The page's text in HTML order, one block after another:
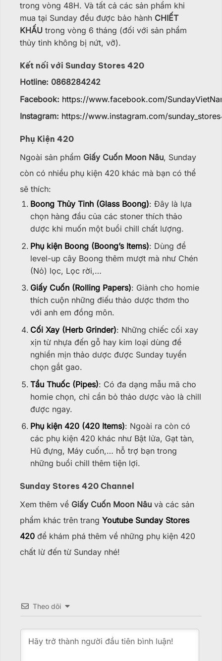
trong vòng 48H. Và tất cả các sản phẩm khi
mua tại Sunday đều được bảo hành CHIẾT
KHẤU trong vòng 6 tháng (đối với sản phẩm
thủy tinh không bị nứt, vỡ).
Kết nối với Sunday Stores 420
Hotline: 0868284242
Facebook: https://www.facebook.com/
Instagram: https://www.instagram.com/
Phụ Kiện 420
Ngoài sản phẩm Giấy Cuốn Moon Nâu, Sunday
còn có nhiều phụ kiện 420 khác mà bạn có thể
sẽ thích:
Boong Thủy Tinh (Glass Boong): Đây là lựa
chọn hàng đầu của các stoner thích thảo
dược khi muốn một buổi chill chất lượng.
Phụ kiện Boong (Boong’s Items): Dùng để
level-up cây Boong thêm mượt mà như Chén
(Nỏ) lọc, Lọc rời,…
Giấy Cuốn (Rolling Papers): Giành cho homie
thích cuộn những điếu thảo dược thơm tho
với anh em đồng môn.
Cối Xay (Herb Grinder): Những chiếc cối xay
xịn từ nhựa đến gỗ hay kim loại dùng để
nghiền mịn thảo dược được Sunday tuyển
chọn gắt gao.
Tẩu Thuốc (Pipes): Có đa dạng mẫu mã cho
homie chọn, chỉ cần bỏ thảo dược vào là chill
được ngay.
Phụ kiện 420 (420 Items): Ngoài ra còn có
các phụ kiện 420 khác như Bật lửa, Gạt tàn,
Hũ đựng, Máy cuốn,… hỗ trợ bạn trong
những buổi chill thêm tiện lợi.
Sunday Stores 420 Channel
Xem thêm về Giấy Cuốn Moon Nâu và các sản
phẩm khác trên trang Youtube Sunday Stores
420 để khám phá thêm về những phụ kiện 420
chất lừ đến từ Sunday nhé!
Theo dõi